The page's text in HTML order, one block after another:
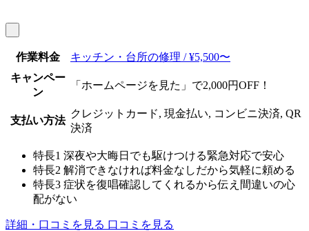
作業料金
キッチン・台所の修理 / ¥5,500〜
キャンペー
ン
「ホームページを見た」で2,000円OFF！
支払い方法
クレジットカード, 現金払い, コンビニ決済, QR
決済
特長1 深夜や大晦日でも駆けつける緊急対応で安心
特長2 解消できなければ料金なしだから気軽に頼める
特長3 症状を復唱確認してくれるから伝え間違いの心
配がない
詳細・口コミを見る 口コミを見る